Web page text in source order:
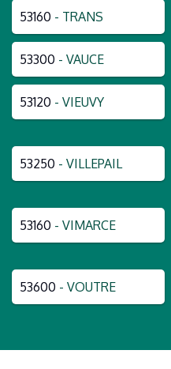
53160 - TRANS
53300 - VAUCE
53120 - VIEUVY
53250 - VILLEPAIL
53160 - VIMARCE
53600 - VOUTRE